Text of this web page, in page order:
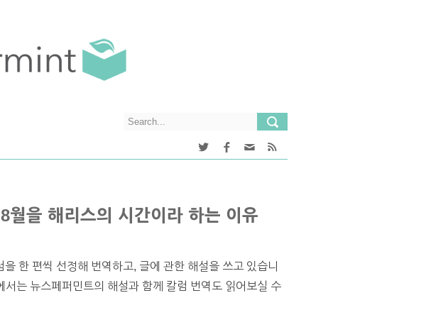
을 해리스의 시간이라 하는 이유
한 편씩 선정해 번역하고, 글에 관한 해설을 쓰고 있습니
서는 뉴스페퍼민트의 해설과 함께 칼럼 번역도 읽어보실 수